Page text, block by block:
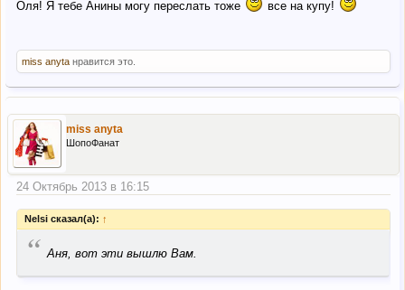
Оля! Я тебе Анины могу переслать тоже все на купу!
miss anyta нравится это.
miss anyta
ШопоФанат
24 Октябрь 2013 в 16:15
Nelsi сказал(а): ↑
“ Аня, вот эти вышлю Вам.